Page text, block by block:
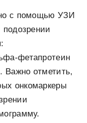
с помощью УЗИ
фетапротеин
Важно отметить,
онкомаркеры